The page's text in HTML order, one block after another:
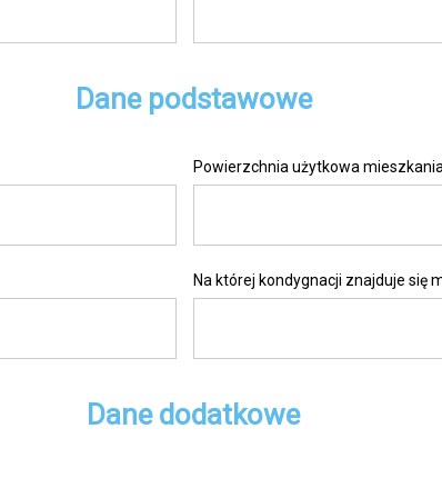
Dane podstawowe
Powierzchnia użytkowa
Na której kondygnacji znajduje się
Dane dodatkowe